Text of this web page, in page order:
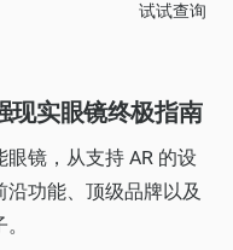
试试查询
现实眼镜终极指南
镜，从支持 AR 的设
功能、顶级品牌以及